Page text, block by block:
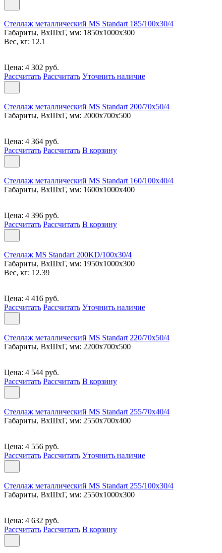
Стеллаж металлический MS Standart 185/100x30/4
Габариты, ВxШxГ, мм: 1850x1000x300
Вес, кг: 12.1
Цена: 4 302 руб.
Рассчитать Рассчитать Уточнить наличие
Стеллаж металлический MS Standart 200/70x50/4
Габариты, ВxШxГ, мм: 2000x700x500
Цена: 4 364 руб.
Рассчитать Рассчитать В корзину
Стеллаж металлический MS Standart 160/100x40/4
Габариты, ВxШxГ, мм: 1600x1000x400
Цена: 4 396 руб.
Рассчитать Рассчитать В корзину
Стеллаж MS Standart 200KD/100x30/4
Габариты, ВxШxГ, мм: 1950x1000x300
Вес, кг: 12.39
Цена: 4 416 руб.
Рассчитать Рассчитать Уточнить наличие
Стеллаж металлический MS Standart 220/70x50/4
Габариты, ВxШxГ, мм: 2200x700x500
Цена: 4 544 руб.
Рассчитать Рассчитать В корзину
Стеллаж металлический MS Standart 255/70x40/4
Габариты, ВxШxГ, мм: 2550x700x400
Цена: 4 556 руб.
Рассчитать Рассчитать Уточнить наличие
Стеллаж металлический MS Standart 255/100x30/4
Габариты, ВxШxГ, мм: 2550x1000x300
Цена: 4 632 руб.
Рассчитать Рассчитать В корзину